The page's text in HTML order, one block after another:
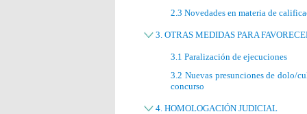
2.3 Novedades en materia de
3. OTRAS MEDIDAS PARA
3.1 Paralización de ejecuciones
3.2 Nuevas presunciones de dolo/
concurso
4. HOMOLOGACIÓN JUDICIAL